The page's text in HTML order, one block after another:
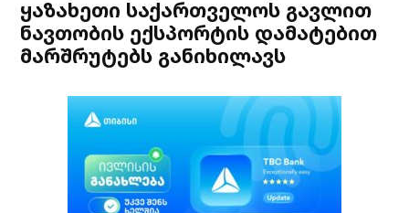
ყაზახეთი საქართველოს გავლით
ნავთობის ექსპორტის დამატებით
მარშრუტებს განიხილავს